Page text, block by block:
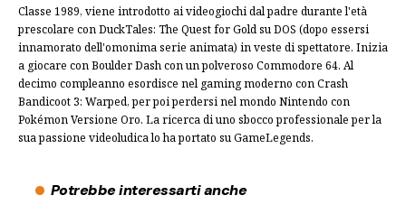
Classe 1989, viene introdotto ai videogiochi dal padre durante l'età
prescolare con DuckTales: The Quest for Gold su DOS (dopo essersi
innamorato dell'omonima serie animata) in veste di spettatore. Inizia
a giocare con Boulder Dash con un polveroso Commodore 64. Al
decimo compleanno esordisce nel gaming moderno con Crash
Bandicoot 3: Warped, per poi perdersi nel mondo Nintendo con
Pokémon Versione Oro. La ricerca di uno sbocco professionale per la
sua passione videoludica lo ha portato su GameLegends.
Potrebbe interessarti anche